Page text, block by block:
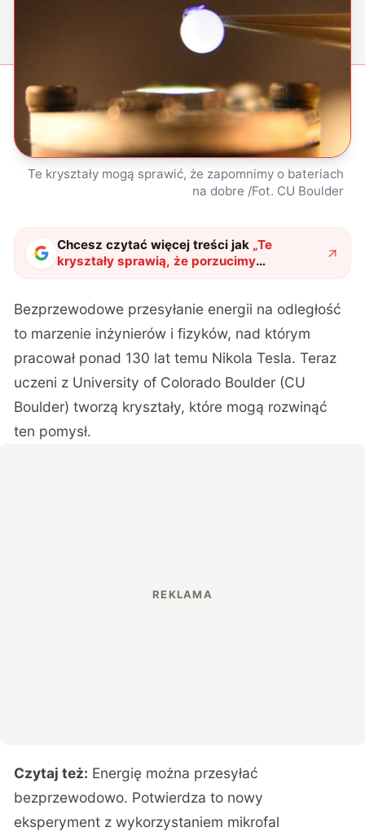
Te kryształy mogą sprawić, że zapomnimy o bateriach
na dobre /Fot. CU Boulder
Chcesz czytać więcej treści jak „Te
kryształy sprawią, że porzucimy
nieporęczne baterie. Nowy sposób
Bezprzewodowe przesyłanie energii na odległość
to marzenie inżynierów i fizyków, nad którym
pracował ponad 130 lat temu Nikola Tesla.Teraz
uczeni z University of Colorado Boulder (CU
Boulder) tworzą kryształy, które mogą rozwinąć
ten pomysł.
Czytaj też: Energię można przesyłać
bezprzewodowo. Potwierdza to nowy
eksperyment z wykorzystaniem mikrofal